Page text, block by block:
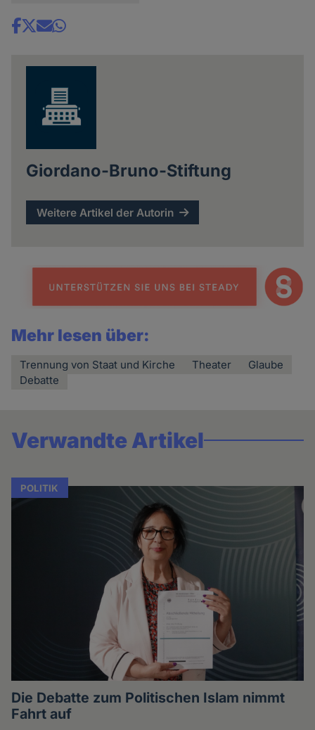
Share
Giordano-Bruno-Stiftung
Weitere Artikel der Autorin
Mehr lesen über:
Trennung von Staat und Kirche Theater
Glaube
Debatte
Verwandte Artikel
POLITIK
Die Debatte zum Politischen Islam nimmt
Fahrt auf